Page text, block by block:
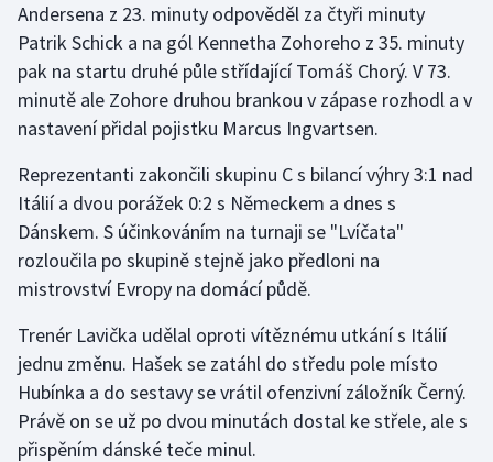
Gymnastika
Házená
Jezdectví
Judo
Krasobruslení
Lezení
Lyže a snowboard
Moderní pětiboj
Motorsport
Andersena z 23. minuty odpověděl za čtyři minuty
Patrik Schick a na gól Kennetha Zohoreho z 35. minuty
pak na startu druhé půle střídající Tomáš Chorý. V 73.
minutě ale Zohore druhou brankou v zápase rozhodl a v
nastavení přidal pojistku Marcus Ingvartsen.
Reprezentanti zakončili skupinu C s bilancí výhry 3:1 nad
Itálií a dvou porážek 0:2 s Německem a dnes s
Dánskem. S účinkováním na turnaji se "Lvíčata"
rozloučila po skupině stejně jako předloni na
mistrovství Evropy na domácí půdě.
Trenér Lavička udělal oproti vítěznému utkání s Itálií
jednu změnu. Hašek se zatáhl do středu pole místo
Hubínka a do sestavy se vrátil ofenzivní záložník Černý.
Právě on se už po dvou minutách dostal ke střele, ale s
přispěním dánské teče minul.